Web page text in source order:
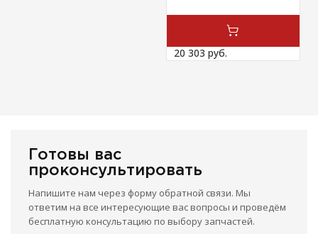
20 303 руб.
Готовы вас
проконсультировать
Напишите нам через форму обратной связи. Мы
ответим на все интересующие вас вопросы и проведём
бесплатную консультацию по выбору запчастей.